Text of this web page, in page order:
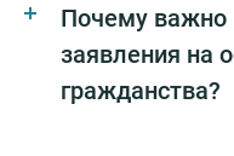
Почему важно
заявления на
гражданства?